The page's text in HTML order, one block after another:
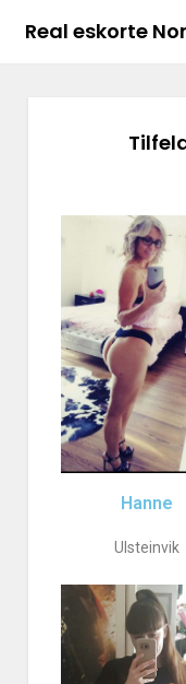
Real eskorte
Hanne
Ulsteinvik